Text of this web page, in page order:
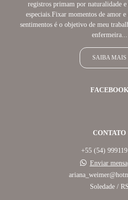
registros primam por naturalidade
especiais.Fixar momentos de amor
sentimentos é o objetivo de meu
enfermeira...
SAIBA MAIS
CONTATO
+55 (54)
Enviar
Soledade / RS